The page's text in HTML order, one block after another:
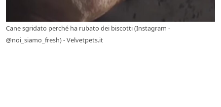
Cane sgridato perché ha rubato dei biscotti (Instagram -
@noi_siamo_fresh) - Velvetpets.it